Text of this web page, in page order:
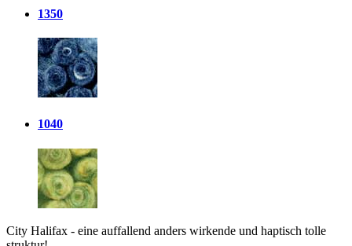
1350
1040
City Halifax - eine auffallend anders wirkende und haptisch tolle